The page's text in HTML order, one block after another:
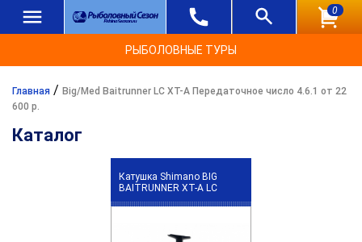
0
РЫБОЛОВНЫЕ ТУРЫ
Главная / Big/Med Baitrunner LC XT-A Передаточное число 4.6.1 от 22
600 р.
Каталог
Катушка Shimano BIG
BAITRUNNER XT-A LC